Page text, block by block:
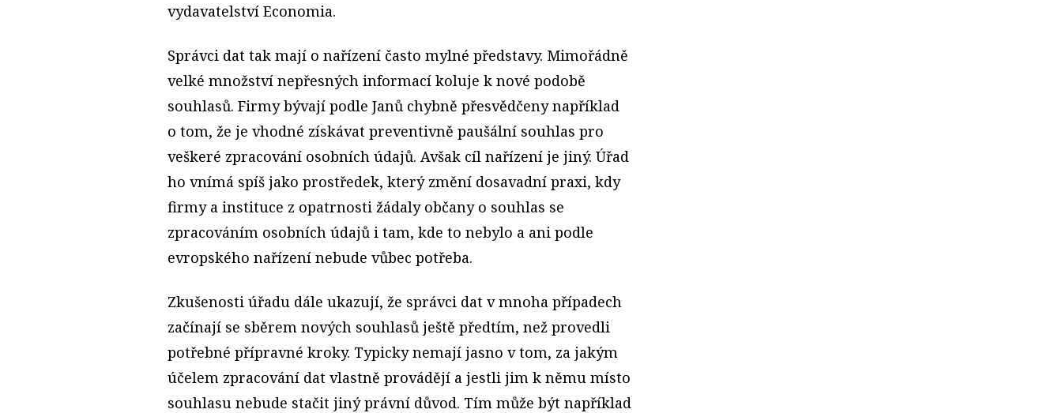
vydavatelství Economia.
Správci dat tak mají o nařízení často mylné představy. Mimořádně
velké množství nepřesných informací koluje k nové podobě
souhlasů. Firmy bývají podle Janů chybně přesvědčeny například
o tom, že je vhodné získávat preventivně paušální souhlas pro
veškeré zpra­cování osobních údajů. Avšak cíl nařízení je jiný. Úřad
ho vnímá spíš jako prostředek, který změní dosavadní praxi, kdy
firmy a instituce z opatrnosti žádaly občany o souhlas se
zpracováním osobních údajů i tam, kde to nebylo a ani podle
evropského nařízení nebude vůbec potřeba.
Zkušenosti úřadu dále ukazují, že správci dat v mnoha případech
začínají se sběrem nových souhlasů ještě předtím, než provedli
potřebné přípravné kroky. Typicky nemají jasno v tom, za jakým
účelem zpracování dat vlastně provádějí a jestli jim k němu místo
souhlasu nebude stačit jiný právní důvod. Tím může být například